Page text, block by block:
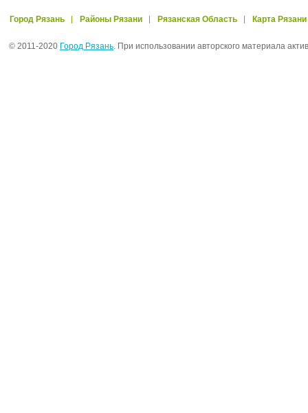
Город Рязань Районы Рязани Рязанская Область Карта Рязани
© 2011-2020 Город Рязань. При использовании авторского материала